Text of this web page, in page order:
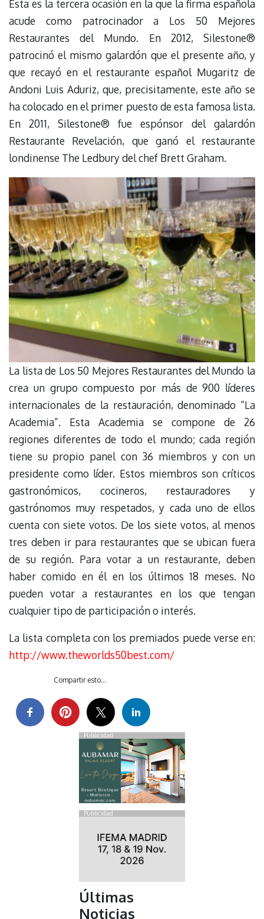
Esta es la tercera ocasión en la que la firma española
acude como patrocinador a Los 50 Mejores
Restaurantes del Mundo. En 2012, Silestone®
patrocinó el mismo galardón que el presente año, y
que recayó en el restaurante español Mugaritz de
Andoni Luis Aduriz, que, precisitamente, este año se
ha colocado en el primer puesto de esta famosa lista.
En 2011, Silestone® fue espónsor del galardón
Restaurante Revelación, que ganó el restaurante
londinense The Ledbury del chef Brett Graham.
La lista de Los 50 Mejores Restaurantes del Mundo la
crea un grupo compuesto por más de 900 líderes
internacionales de la restauración, denominado “La
Academia”. Esta Academia se compone de 26
regiones diferentes de todo el mundo; cada región
tiene su propio panel con 36 miembros y con un
presidente como líder. Estos miembros son críticos
gastronómicos, cocineros, restauradores y
gastrónomos muy respetados, y cada uno de ellos
cuenta con siete votos. De los siete votos, al menos
tres deben ir para restaurantes que se ubican fuera
de su región. Para votar a un restaurante, deben
haber comido en él en los últimos 18 meses. No
pueden votar a restaurantes en los que tengan
cualquier tipo de participación o interés.
La lista completa con los premiados puede verse en:
http://www.theworlds50best.com/
Compartir esto...
Publicidad
Publicidad
Últimas
Noticias